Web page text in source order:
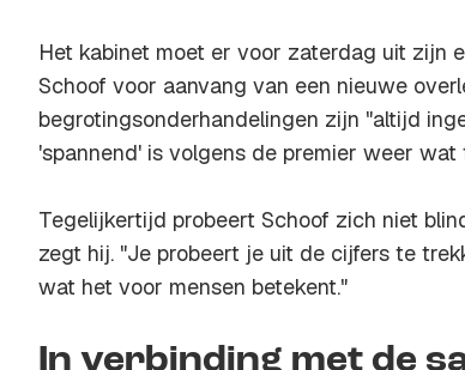
Het kabinet moet er voor zaterdag uit zijn
Schoof voor aanvang van een nieuwe
begrotingsonderhandelingen zijn "altijd
'spannend' is volgens de premier weer wat
Tegelijkertijd probeert Schoof zich niet
zegt hij. "Je probeert je uit de cijfers te
wat het voor mensen betekent."
In verbinding met de